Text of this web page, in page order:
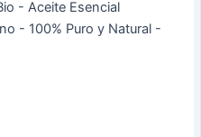
- Aceite Esencial
- 100% Puro y Natural -